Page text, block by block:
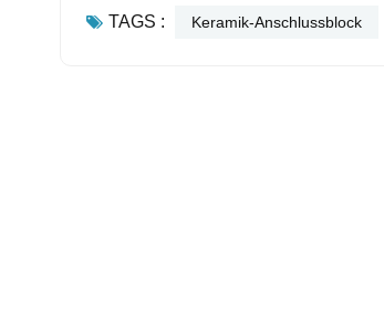
Dichtungen rotieren oder Sensoren
TAGS : Keramik-Anschlussblock